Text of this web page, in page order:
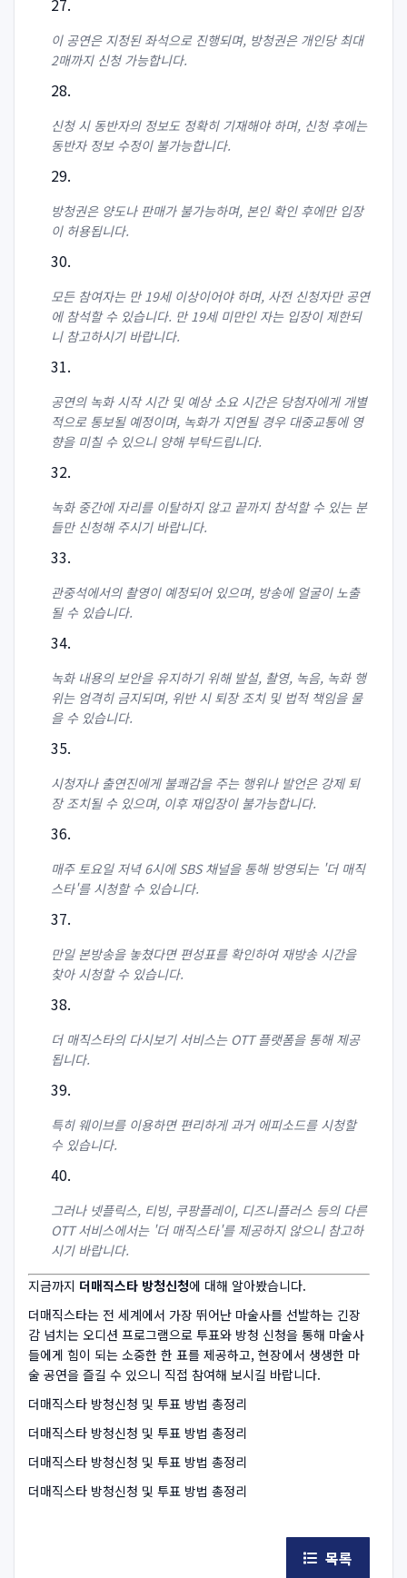
이 공연은 지정된 좌석으로 진행되며, 방청권은 개인당 최대
2매까지 신청 가능합니다.
신청 시 동반자의 정보도 정확히 기재해야 하며, 신청 후에는
동반자 정보 수정이 불가능합니다.
방청권은 양도나 판매가 불가능하며, 본인 확인 후에만 입장
이 허용됩니다.
모든 참여자는 만 19세 이상이어야 하며, 사전 신청자만 공연
에 참석할 수 있습니다. 만 19세 미만인 자는 입장이 제한되
니 참고하시기 바랍니다.
공연의 녹화 시작 시간 및 예상 소요 시간은 당첨자에게 개별
적으로 통보될 예정이며, 녹화가 지연될 경우 대중교통에 영
향을 미칠 수 있으니 양해 부탁드립니다.
녹화 중간에 자리를 이탈하지 않고 끝까지 참석할 수 있는 분
들만 신청해 주시기 바랍니다.
관중석에서의 촬영이 예정되어 있으며, 방송에 얼굴이 노출
될 수 있습니다.
녹화 내용의 보안을 유지하기 위해 발설, 촬영, 녹음, 녹화 행
위는 엄격히 금지되며, 위반 시 퇴장 조치 및 법적 책임을 물
을 수 있습니다.
시청자나 출연진에게 불쾌감을 주는 행위나 발언은 강제 퇴
장 조치될 수 있으며, 이후 재입장이 불가능합니다.
매주 토요일 저녁 6시에 SBS 채널을 통해 방영되는 '더 매직
스타'를 시청할 수 있습니다.
만일 본방송을 놓쳤다면 편성표를 확인하여 재방송 시간을
찾아 시청할 수 있습니다.
더 매직스타의 다시보기 서비스는 OTT 플랫폼을 통해 제공
됩니다.
특히 웨이브를 이용하면 편리하게 과거 에피소드를 시청할
수 있습니다.
그러나 넷플릭스, 티빙, 쿠팡플레이, 디즈니플러스 등의 다른
OTT 서비스에서는 '더 매직스타'를 제공하지 않으니 참고하
시기 바랍니다.
지금까지 더매직스타 방청신청에 대해 알아봤습니다.
더매직스타는 전 세계에서 가장 뛰어난 마술사를 선발하는 긴장
감 넘치는 오디션 프로그램으로 투표와 방청 신청을 통해 마술사
들에게 힘이 되는 소중한 한 표를 제공하고, 현장에서 생생한 마
술 공연을 즐길 수 있으니 직접 참여해 보시길 바랍니다.
더매직스타 방청신청 및 투표 방법 총정리
더매직스타 방청신청 및 투표 방법 총정리
더매직스타 방청신청 및 투표 방법 총정리
더매직스타 방청신청 및 투표 방법 총정리
목록